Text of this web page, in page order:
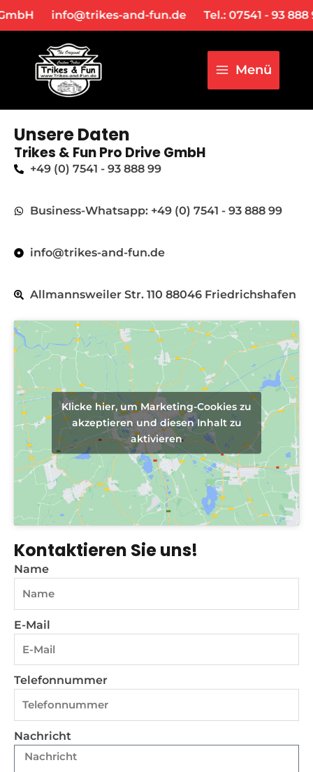
info@trikes-and-fun.de Tel.: 07541 - 93 888
Zum
Main
Menü
Unsere Daten
Trikes & Fun Pro Drive GmbH
+49 (0) 7541 - 93 888 99
Business-Whatsapp: +49 (0) 7541 - 93 888 99
info@trikes-and-fun.de
Allmannsweiler Str. 110 88046 Friedrichshafen
Klicke hier, um Marketing-Cookies zu
akzeptieren und diesen Inhalt zu
aktivieren
Kontaktieren Sie uns!
Name
E-Mail
Telefonnummer
Nachricht